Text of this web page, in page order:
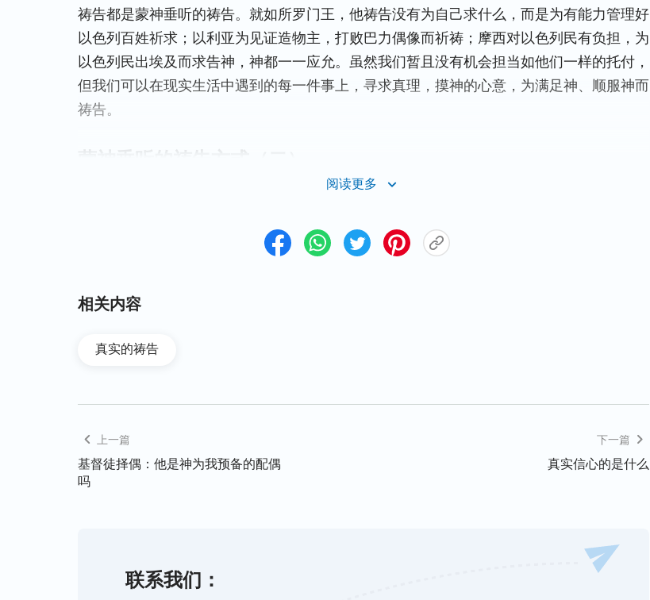
祷告都是蒙神垂听的祷告。就如所罗门王，他祷告没有为自己求什么，而是为有能力管理好
以色列百姓祈求；以利亚为见证造物主，打败巴力偶像而祈祷；摩西对以色列民有负担，为
以色列民出埃及而求告神，神都一一应允。虽然我们暂且没有机会担当如他们一样的托付，
但我们可以在现实生活中遇到的每一件事上，寻求真理，摸神的心意，为满足神、顺服神而
祷告。
Facebook我曾看到这样一段话：“
你们很少有真实的祷告，有些人还不会祷告，其实祷告主
要是说心里话，就像平时说话一样，但有些人一祷告地位就站错了，不管合不合神心意，硬
事看不透让神加给智慧也好，加力量也好，或是让神开启也好，这些话的说法还得有理智。
么什么，求你让我如何如何……这个‘求’里面带着强迫性，是在给神施加压力，让神务必得
这段话将我们祷告没有理智的丑态一针见血地揭示了出来，外表看咱们是在求神作，实际上
都是在要求神、强迫神按我们的意思来作。例如：我们在生活中遇到不如意的事，家人生病
了，我们就会求神赶紧给家人治病，如果我们接连祷告几天，病还是不见好转，我们再次祷
祷告，就会发现我们平时的祷告要求神、命令神太多，没有一点顺服神的成分。神是造物
主，至高无上，掌管天地万物，我们是一个小小的受造之物，我们若总是要求神按我们的意
阅读更多
相关内容
真实的祷告
上一篇
基督徒择偶：他是神为我预备的配偶
吗
下一篇
真实信心的是什么
联系我们：